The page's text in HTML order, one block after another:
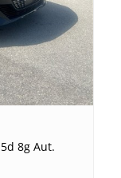
8g Aut.